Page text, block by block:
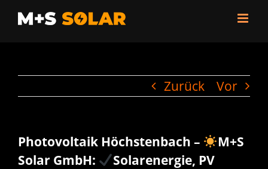
Zum
Inhalt
Zurück Vor
Photovoltaik Höchstenbach –
M+S
Solar GmbH:
Solarenergie, PV